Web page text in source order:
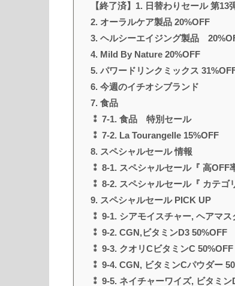
【終了済】1. 日替わりセール 第13
2. オーラルケア製品 20%OFF
3. ヘルシーエイジング製品
4. Mild By Nature 20%OFF
5. パワードリンクミックス
6. 今週のイチオシブランド
7. 食品
⁑ 7-1. 食品 特別セール
⁑ 7-2. La Tourangelle 15%OFF
8. スペシャルセール 情報
⁑ 8-1. スペシャルセール『 高OFF
⁑ 8-2. スペシャルセール『 カテゴ
9. スペシャルセール PICK UP
⁑ 9-1. シアモイスチャー, ヘアマス
⁑ 9-2. CGN,ビタミンD3 50%OFF
⁑ 9-3. クオリCビタミンC 50%OFF
⁑ 9-4. CGN, ビタミンCパウダー
⁑ 9-5. ネイチャーワイズ, ビタミン